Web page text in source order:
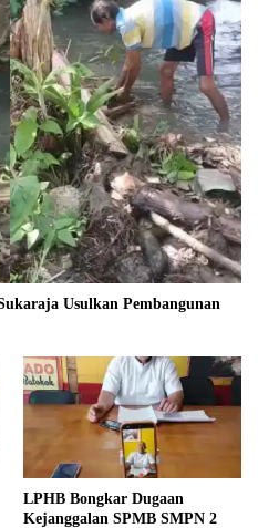
Usulkan Pembangunan
LPHB Bongkar Dugaan
Kejanggalan SPMB SMPN 2